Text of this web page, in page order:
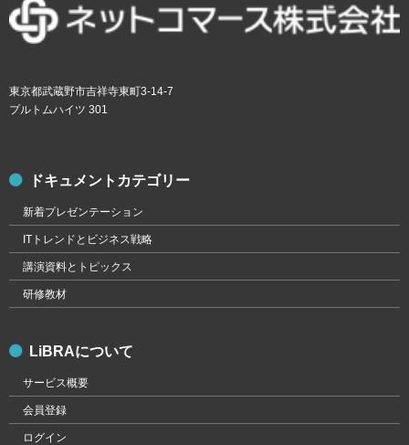
東京都武蔵野市吉祥寺東町3-14-7
プルトムハイツ 301
ドキュメントカテゴリー
新着プレゼンテーション
ITトレンドとビジネス戦略
講演資料とトピックス
研修教材
LiBRAについて
サービス概要
会員登録
ログイン